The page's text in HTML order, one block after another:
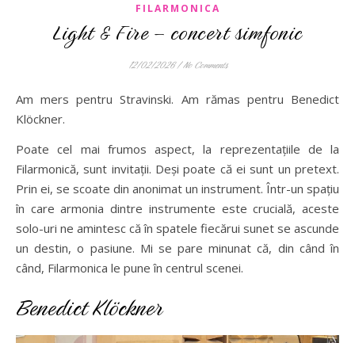
FILARMONICA
Light & Fire – concert simfonic
12/02/2026/No Comments
Am mers pentru Stravinski. Am rămas pentru Benedict
Klöckner.
Poate cel mai frumos aspect, la reprezentațiile de la
Filarmonică, sunt invitații. Deși poate că ei sunt un pretext.
Prin ei, se scoate din anonimat un instrument. Într-un spațiu
în care armonia dintre instrumente este crucială, aceste
solo-uri ne amintesc că în spatele fiecărui sunet se ascunde
un destin, o pasiune. Mi se pare minunat că, din când în
când, Filarmonica le pune în centrul scenei.
Benedict Klöckner